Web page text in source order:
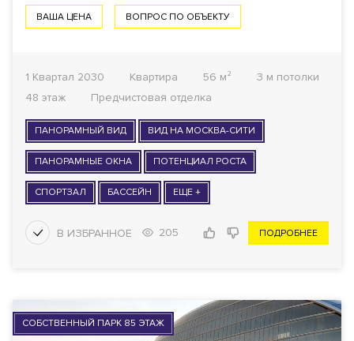
ВАША ЦЕНА ВОПРОС ПО ОБЪЕКТУ
1 Квартал 2030 Квартира 56 м²
3 м потолки
48 этаж
Предчистовая отделка
ПАНОРАМНЫЙ ВИД ВИД НА МОСКВА-СИТИ
ПАНОРАМНЫЕ ОКНА ПОТЕНЦИАЛ РОСТА
СПОРТЗАЛ БАССЕЙН ЕЩЕ +
205 ПОДРОБНЕЕ
СОБСТВЕННЫЙ ПАРК 85 ЭТАЖ